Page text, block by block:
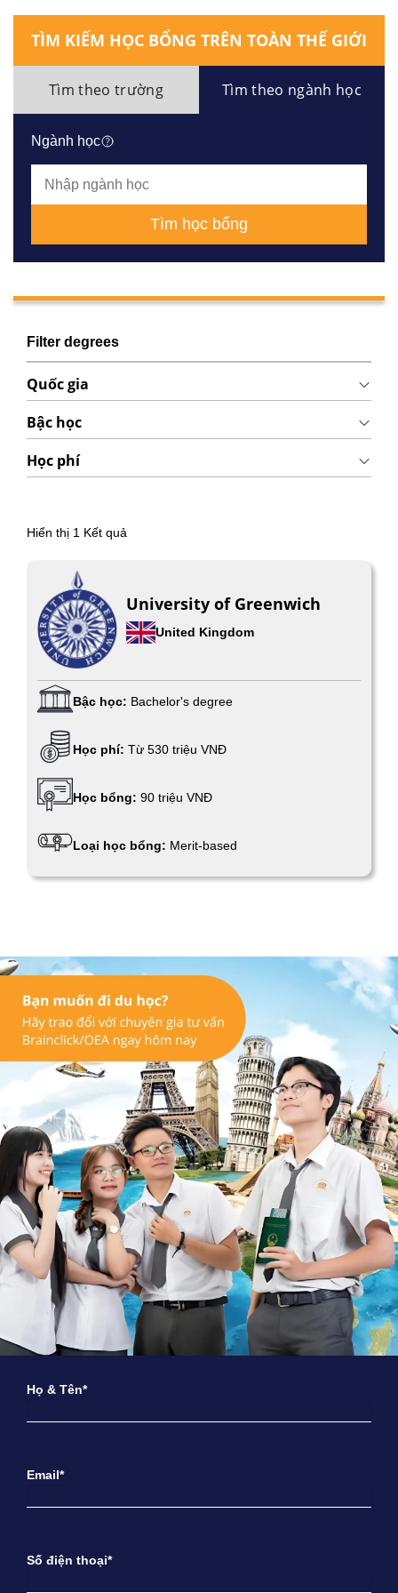
TÌM KIẾM HỌC BỔNG TRÊN TOÀN THẾ GIỚI
Tìm theo trường Tìm theo ngành học
Ngành học
Tìm học bổng
Filter degrees
Quốc gia
Bậc học
Học phí
Hiển thị 1 Kết quả
University of Greenwich
United Kingdom
Bậc học: Bachelor's degree
Học phí: Từ 530 triệu VNĐ
Học bổng: 90 triệu VNĐ
Loại học bổng: Merit-based
Họ & Tên*
Email*
Số điện thoại*